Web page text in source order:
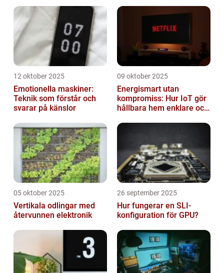
12 oktober 2025
Emotionella maskiner:
Teknik som förstår och
svarar på känslor
09 oktober 2025
Energismart utan
kompromiss: Hur IoT gör
hållbara hem enklare och
05 oktober 2025
Vertikala odlingar med
återvunnen elektronik
26 september 2025
Hur fungerar en SLI-
konfiguration för GPU?